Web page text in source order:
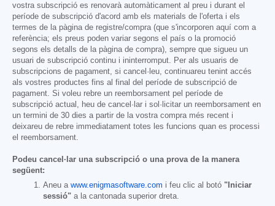
vostra subscripció es renovarà automàticament al preu i durant el
període de subscripció d'acord amb els materials de l'oferta i els
termes de la pàgina de registre/compra (que s'incorporen aquí com a
referència; els preus poden variar segons el país o la promoció
segons els detalls de la pàgina de compra), sempre que sigueu un
usuari de subscripció continu i ininterromput. Per als usuaris de
subscripcions de pagament, si cancel·leu, continuareu tenint accés
als vostres productes fins al final del període de subscripció de
pagament. Si voleu rebre un reemborsament pel període de
subscripció actual, heu de cancel·lar i sol·licitar un reemborsament en
un termini de 30 dies a partir de la vostra compra més recent i
deixareu de rebre immediatament totes les funcions quan es processi
el reemborsament.
Podeu cancel·lar una subscripció o una prova de la manera
següent:
Aneu a www.enigmasoftware.com i feu clic al botó "Iniciar
sessió" a la cantonada superior dreta.